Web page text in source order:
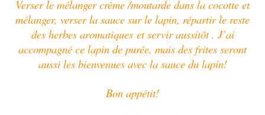
Verser le mélanger crème /moutarde dans la cocotte et
mélanger, verser la sauce sur le lapin, répartir le reste
des herbes aromatiques et servir aussitôt . J’ai
accompagné ce lapin de purée, mais des frites seront
aussi les bienvenues avec la sauce du lapin!
Bon appétit!